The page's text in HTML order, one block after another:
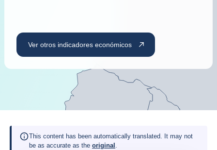
Ver otros indicadores económicos
This content has been automatically translated. It may not
be as accurate as the original .